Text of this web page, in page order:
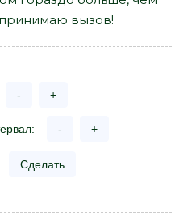
вызов!
- +
- +
Сделать